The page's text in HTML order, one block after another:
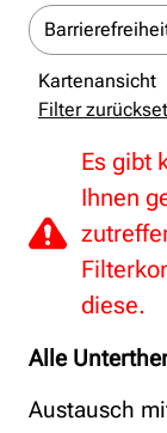
Alle
Austausch
Kartenansicht
Filter
Es gibt
Ihnen
diese.